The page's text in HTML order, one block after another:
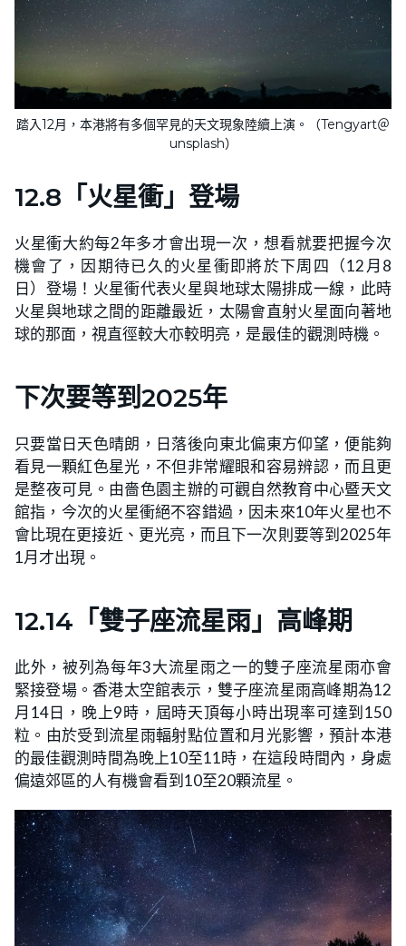
踏入12月，本港將有多個罕見的天文現象陸續上演。（Tengyart＠
unsplash）
12.8「火星衝」登場
火星衝大約每2年多才會出現一次，想看就要把握今次
機會了，因期待已久的火星衝即將於下周四（12月8
日）登場！火星衝代表火星與地球太陽排成一線，此時
火星與地球之間的距離最近，太陽會直射火星面向著地
球的那面，視直徑較大亦較明亮，是最佳的觀測時機。
下次要等到2025年
只要當日天色晴朗，日落後向東北偏東方仰望，便能夠
看見一顆紅色星光，不但非常耀眼和容易辨認，而且更
是整夜可見。由嗇色園主辦的可觀自然教育中心暨天文
館指，今次的火星衝絕不容錯過，因未來10年火星也不
會比現在更接近、更光亮，而且下一次則要等到2025年
1月才出現。
12.14「雙子座流星雨」高峰期
此外，被列為每年3大流星雨之一的雙子座流星雨亦會
緊接登場。香港太空館表示，雙子座流星雨高峰期為12
月14日，晚上9時，屆時天頂每小時出現率可達到150
粒。由於受到流星雨輻射點位置和月光影響，預計本港
的最佳觀測時間為晚上10至11時，在這段時間內，身處
偏遠郊區的人有機會看到10至20顆流星。